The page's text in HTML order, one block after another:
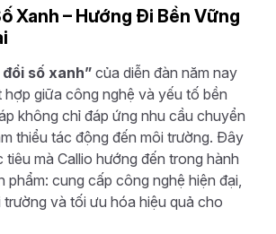
Xanh – Hướng Đi Bền Vững
số xanh” của diễn đàn năm nay
hợp giữa công nghệ và yếu tố bền
không chỉ đáp ứng nhu cầu chuyển
thiểu tác động đến môi trường. Đây
tiêu mà Callio hướng đến trong hành
phẩm: cung cấp công nghệ hiện đại,
và tối ưu hóa hiệu quả cho